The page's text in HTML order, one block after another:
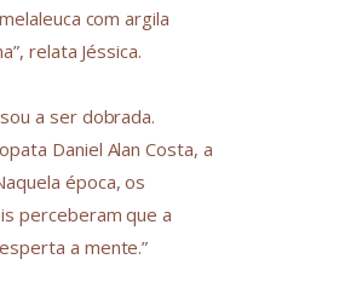
com argila
relata Jéssica.
a ser dobrada.
Daniel Alan Costa, a
época, os
perceberam que a
a mente.”